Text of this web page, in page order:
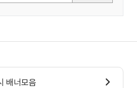
배너모음